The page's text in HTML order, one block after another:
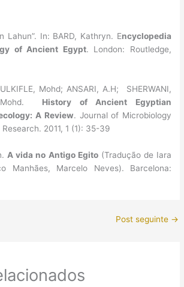
Lahun”. In: BARD, Kathryn. Encyclopedia
of Ancient Egypt. London: Routledge,
Mohd; ANSARI, A.H; SHERWANI,
Mohd. History of Ancient Egyptian
A Review. Journal of Microbiology
2011, 1 (1): 35-39
A vida no Antigo Egito(Tradução de Iara
Manhães, Marcelo Neves). Barcelona:
Post seguinte →